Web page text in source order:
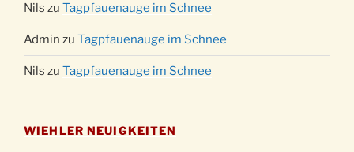
Nils zu Tagpfauenauge im Schnee
Admin zu Tagpfauenauge im Schnee
Nils zu Tagpfauenauge im Schnee
WIEHLER NEUIGKEITEN